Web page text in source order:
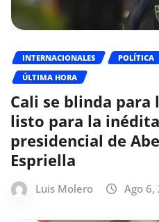
INTERNACIONALES POLÍTICA
ÚLTIMA HORA
Cali se blinda para
listo para la
presidencial de
Espriella
Luis Molero Ago 6,